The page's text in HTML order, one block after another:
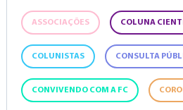
ASSOCIAÇÕES COLUNA
COLUNISTAS CONSULTA
CONVIVENDO COM A FC